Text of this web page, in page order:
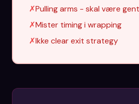
✗Pulling arms - skal være
✗Mister timing i wrapping
✗Ikke clear exit strategy